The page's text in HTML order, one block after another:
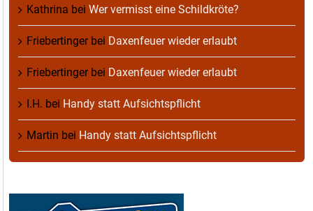
Kathrina bei Wer vermisst eine Schildkröte?
Friebertingerbei Daxenfeuer wieder erlaubt
Friebertingerbei Daxenfeuer wieder erlaubt
I.H. bei Handy statt Aufsichtspflicht
Martin bei Handy statt Aufsichtspflicht